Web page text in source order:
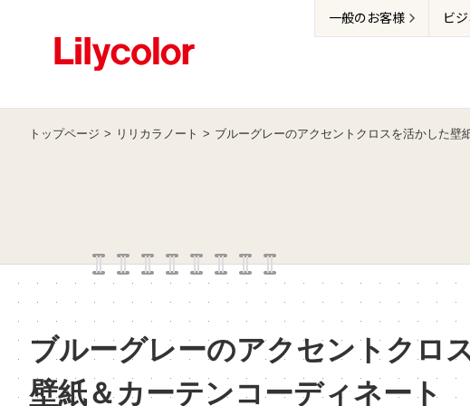
一般のお客様 ビ
トップページ リリカラノート ブルーグレーのアクセントクロスを活かした壁
ブルーグレーのアクセントクロ
壁紙＆カーテンコーディネート